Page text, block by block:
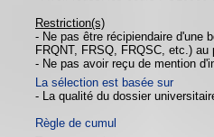
Restriction(s)
- Ne pas être récipiendaire d'une
FRQNT, FRSQ, FRQSC, etc.) au
- Ne pas avoir reçu de mention
La sélection est basée sur
- La qualité du dossier
Règle de cumul